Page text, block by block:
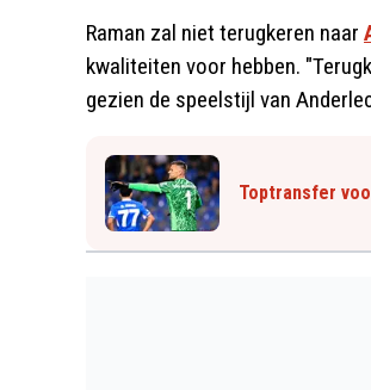
Raman zal niet terugkeren naar
kwaliteiten voor hebben.
gezien de speelstijl van
Toptransfer